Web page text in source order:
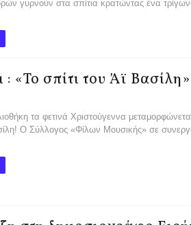
γυρνούν στα σπίτια κρατώντας ένα
: «Το σπίτι του Άϊ Βασίλη»
τα φετινά Χριστούγεννα
O Σύλλογος «Φίλων Μουσικής» σε